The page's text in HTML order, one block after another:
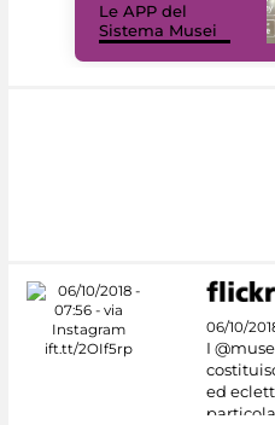
Le APP del
Sistema Musei
06/10/
I
ed